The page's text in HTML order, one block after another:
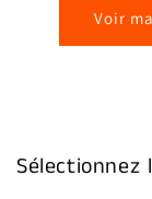
Voir
Sélectionnez